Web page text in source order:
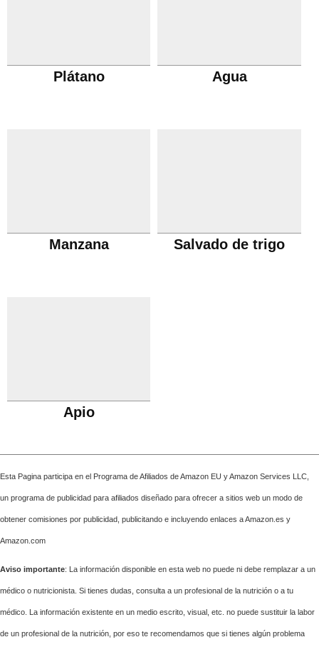
Plátano Agua
Manzana Salvado de trigo
Apio
Esta Pagina participa en el Programa de Afiliados de Amazon EU y Amazon Services LLC,
un programa de publicidad para afiliados diseñado para ofrecer a sitios web un modo de
obtener comisiones por publicidad, publicitando e incluyendo enlaces a Amazon.es y
Amazon.com
Aviso importante: La información disponible en esta web no puede ni debe remplazar a un
médico o nutricionista. Si tienes dudas, consulta a un profesional de la nutrición o a tu
médico. La información existente en un medio escrito, visual, etc. no puede sustituir la labor
de un profesional de la nutrición, por eso te recomendamos que si tienes algún problema